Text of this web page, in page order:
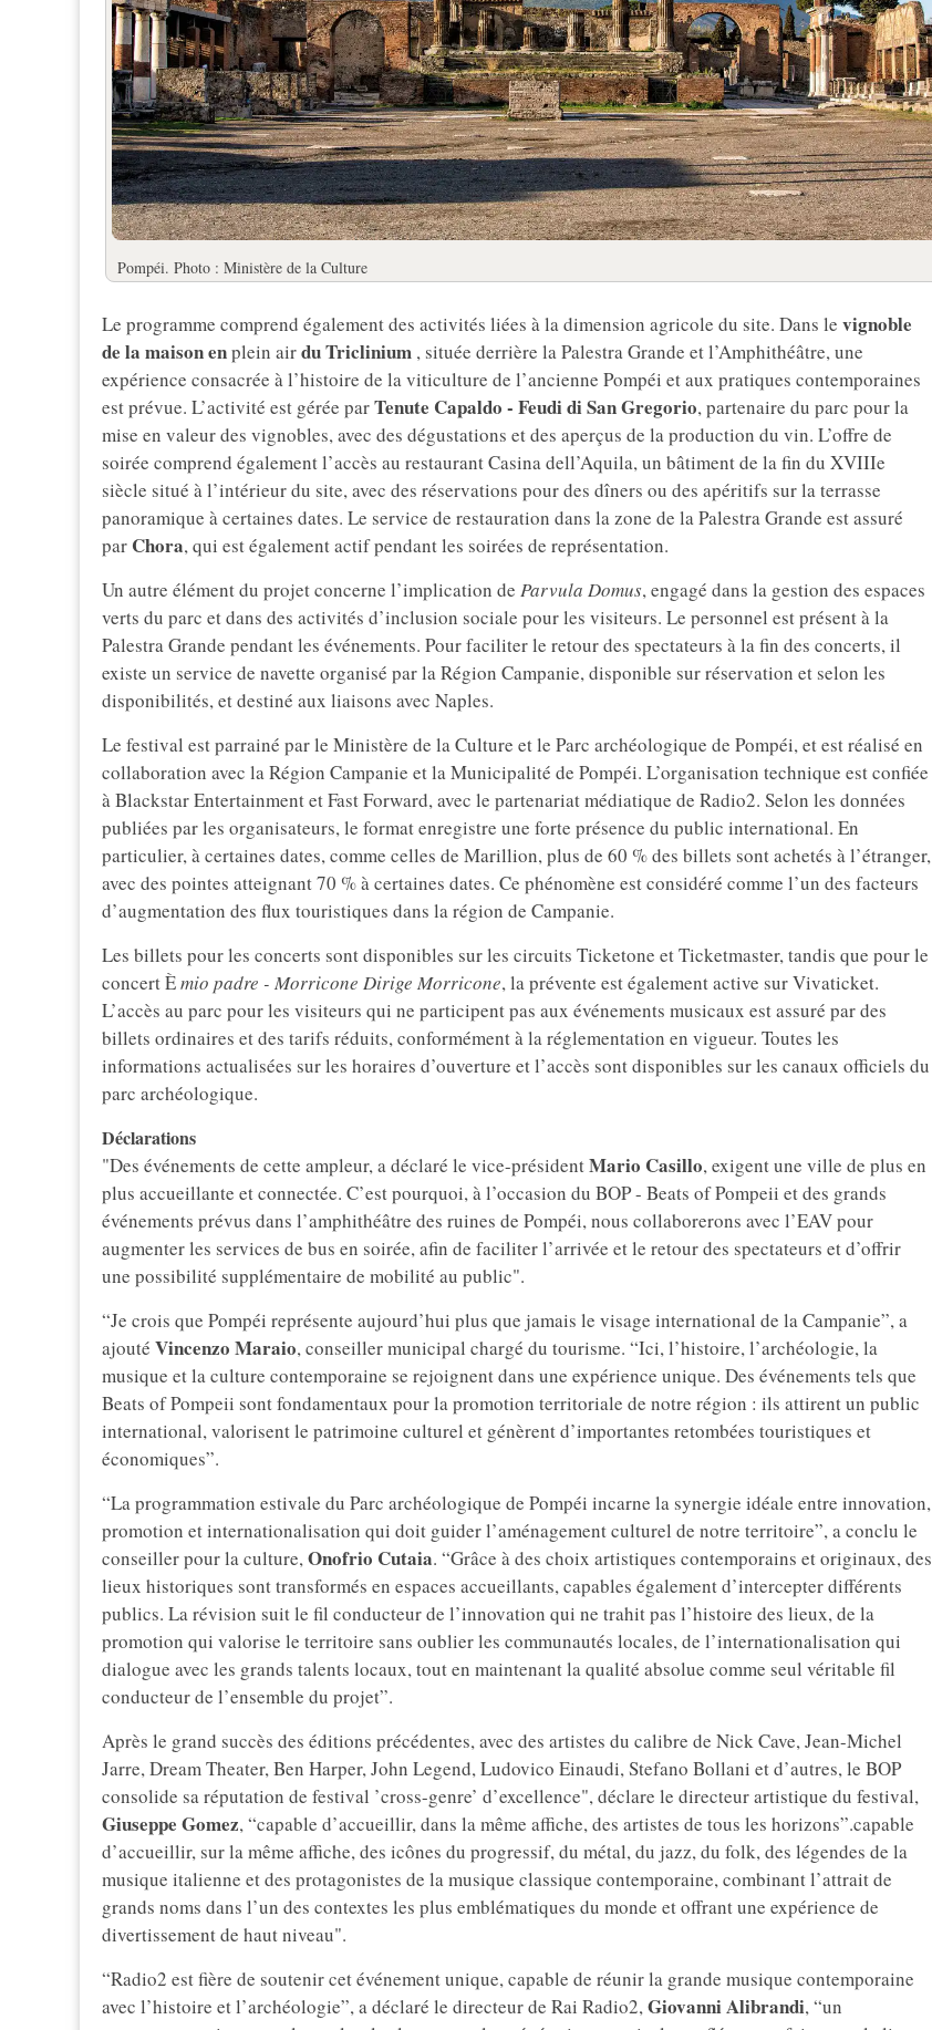
Pompéi. Photo : Ministère de la Culture
Le programme comprend également des activités liées à la dimension agricole du site. Dans le vignoble
de la maison enplein airdu Triclinium , située derrière la Palestra Grande et l’Amphithéâtre, une
expérience consacrée à l’histoire de la viticulture de l’ancienne Pompéi et aux pratiques contemporaines
est prévue. L’activité est gérée parTenute Capaldo - Feudi di San Gregorio, partenaire du parc pour la
mise en valeur des vignobles, avec des dégustations et des aperçus de la production du vin. L’offre de
soirée comprend également l’accès au restaurant Casina dell’Aquila, un bâtiment de la fin du XVIIIe
siècle situé à l’intérieur du site, avec des réservations pour des dîners ou des apéritifs sur la terrasse
panoramique à certaines dates. Le service de restauration dans la zone de la Palestra Grande est assuré
par Chora, qui est également actif pendant les soirées de représentation.
Un autre élément du projet concerne l’implication de Parvula Domus, engagé dans la gestion des espaces
verts du parc et dans des activités d’inclusion sociale pour les visiteurs. Le personnel est présent à la
Palestra Grande pendant les événements. Pour faciliter le retour des spectateurs à la fin des concerts, il
existe un service de navette organisé par la Région Campanie, disponible sur réservation et selon les
disponibilités, et destiné aux liaisons avec Naples.
Le festival est parrainé par le Ministère de la Culture et le Parc archéologique de Pompéi, et est réalisé en
collaboration avec la Région Campanie et la Municipalité de Pompéi. L’organisation technique est confiée
à Blackstar Entertainment et Fast Forward, avec le partenariat médiatique de Radio2. Selon les données
publiées par les organisateurs, le format enregistre une forte présence du public international. En
particulier, à certaines dates, comme celles de Marillion, plus de 60 % des billets sont achetés à l’étranger,
avec des pointes atteignant 70 % à certaines dates. Ce phénomène est considéré comme l’un des facteurs
d’augmentation des flux touristiques dans la région de Campanie.
Les billets pour les concerts sont disponibles sur les circuits Ticketone et Ticketmaster, tandis que pour le
concert Èmio padre - Morricone Dirige Morricone, la prévente est également active sur Vivaticket.
L’accès au parc pour les visiteurs qui ne participent pas aux événements musicaux est assuré par des
billets ordinaires et des tarifs réduits, conformément à la réglementation en vigueur. Toutes les
informations actualisées sur les horaires d’ouverture et l’accès sont disponibles sur les canaux officiels du
parc archéologique.
Déclarations
"Des événements de cette ampleur, a déclaré le vice-présidentMario Casillo, exigent une ville de plus en
plus accueillante et connectée. C’est pourquoi, à l’occasion du BOP - Beats of Pompeii et des grands
événements prévus dans l’amphithéâtre des ruines de Pompéi, nous collaborerons avec l’EAV pour
augmenter les services de bus en soirée, afin de faciliter l’arrivée et le retour des spectateurs et d’offrir
une possibilité supplémentaire de mobilité au public".
“Je crois que Pompéi représente aujourd’hui plus que jamais le visage international de la Campanie”, a
ajouté Vincenzo Maraio, conseiller municipal chargé du tourisme. “Ici, l’histoire, l’archéologie, la
musique et la culture contemporaine se rejoignent dans une expérience unique. Des événements tels que
Beats of Pompeii sont fondamentaux pour la promotion territoriale de notre région : ils attirent un public
international, valorisent le patrimoine culturel et génèrent d’importantes retombées touristiques et
économiques”.
“La programmation estivale du Parc archéologique de Pompéi incarne la synergie idéale entre innovation,
promotion et internationalisation qui doit guider l’aménagement culturel de notre territoire”, a conclu le
conseiller pour la culture,Onofrio Cutaia. “Grâce à des choix artistiques contemporains et originaux, des
lieux historiques sont transformés en espaces accueillants, capables également d’intercepter différents
publics. La révision suit le fil conducteur de l’innovation qui ne trahit pas l’histoire des lieux, de la
promotion qui valorise le territoire sans oublier les communautés locales, de l’internationalisation qui
dialogue avec les grands talents locaux, tout en maintenant la qualité absolue comme seul véritable fil
conducteur de l’ensemble du projet”.
Après le grand succès des éditions précédentes, avec des artistes du calibre de Nick Cave, Jean-Michel
Jarre, Dream Theater, Ben Harper, John Legend, Ludovico Einaudi, Stefano Bollani et d’autres, le BOP
consolide sa réputation de festival ’cross-genre’ d’excellence", déclare le directeur artistique du festival,
Giuseppe Gomez, “capable d’accueillir, dans la même affiche, des artistes de tous les horizons”.capable
d’accueillir, sur la même affiche, des icônes du progressif, du métal, du jazz, du folk, des légendes de la
musique italienne et des protagonistes de la musique classique contemporaine, combinant l’attrait de
grands noms dans l’un des contextes les plus emblématiques du monde et offrant une expérience de
divertissement de haut niveau".
“Radio2 est fière de soutenir cet événement unique, capable de réunir la grande musique contemporaine
avec l’histoire et l’archéologie”, a déclaré le directeur de Rai Radio2,GiovanniAlibrandi, “un